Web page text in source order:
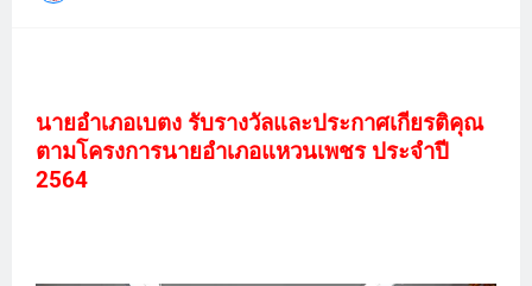
นายอำเภอเบตง รับรางวัลและประกาศเกียรติคุณ
ตามโครงการนายอำเภอแหวนเพชร ประจำปี
2564